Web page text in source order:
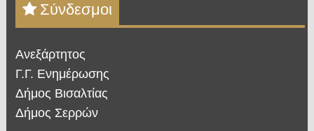
Σύνδεσμοι
Ανεξάρτητος
Γ.Γ. Ενημέρωσης
Δήμος Βισαλτίας
Δήμος Σερρών